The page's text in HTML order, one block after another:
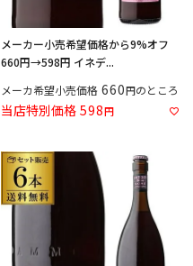
メーカー小売希望価格から9%オフ
660円→598円 イネデ...
メーカ希望小売価格 660 のところ
当店特別価格 598